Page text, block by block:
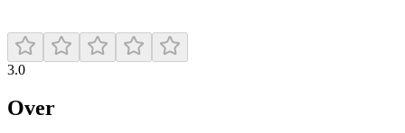
3.0
Over